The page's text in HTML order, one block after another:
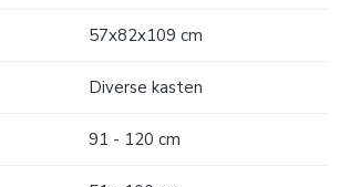
57x82x109 cm
Diverse kasten
91 - 120 cm